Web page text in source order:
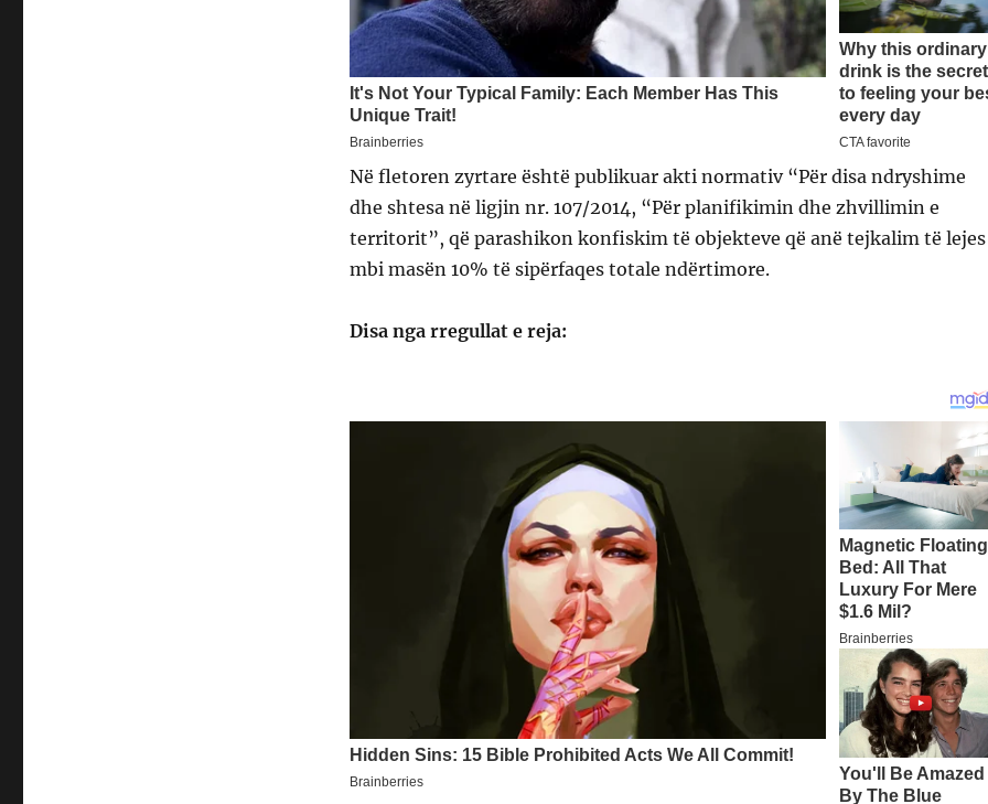
Në fletoren zyrtare është publikuar akti normativ “Për disa ndryshime
dhe shtesa në ligjin nr. 107/2014, “Për planifikimin dhe zhvillimin e
territorit”, që parashikon konfiskim të objekteve që anë tejkalim të lejes
mbi masën 10% të sipërfaqes totale ndërtimore.
Disa nga rregullat e reja: